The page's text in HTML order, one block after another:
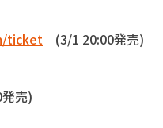
ticket
    (3/1 20:00発売)
発売)